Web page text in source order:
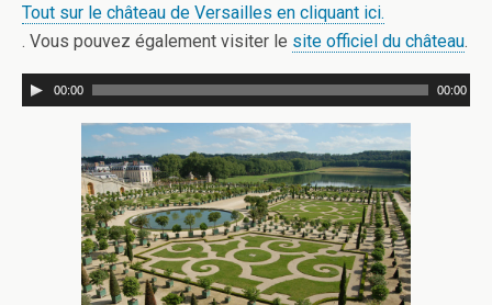
Tout sur le château de Versailles en cliquant ici.
. Vous pouvez également visiter le site officiel du château.
00:00 00:00